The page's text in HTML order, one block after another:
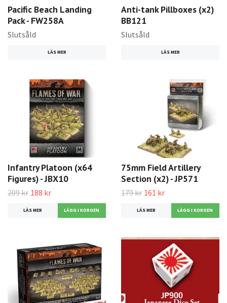
Pacific Beach Landing
Pack - FW258A
Slutsåld
LÄS MER
Anti-tank Pillboxes (x2)
BB121
Slutsåld
LÄS MER
Infantry Platoon (x64
Figures) - JBX10
209 kr 188 kr
LÄS MER
75mm Field Artillery
Section (x2) - JP571
179 kr 161 kr
LÄS MER